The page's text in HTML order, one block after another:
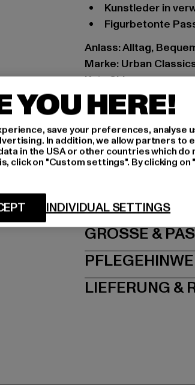
Kunstleder in
figurbetonte
Anlass: Alltag,
Marke: Urban
Kat.: Chinos
Farbe: schwarz
Hersteller Farbe: black
Art.Nr: TB3763-00007
Dr.-Robert-Murjahn-
GRÖSSE
LIEFERUNG &
YOU HERE!
save your preferences, analyse
In addition, we allow partners to
in the USA or other countries which do
click on "Custom settings". By clicking
INDIVIDUAL SETTINGS